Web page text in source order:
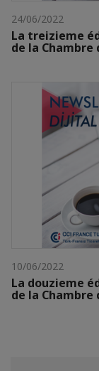
24/06/2022
La treizieme
de la Chambre
10/06/2022
La douzieme
de la Chambre